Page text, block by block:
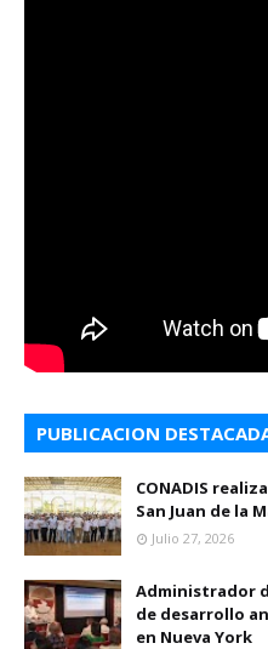
PUBLICACION
CONADIS
San Juan de la
Julio 27, 2026
Administrador
de desarrollo
en Nueva York